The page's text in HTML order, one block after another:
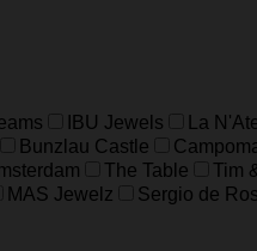
IBU Jewels La
Bunzlau Castle
The Table Tim
MAS Jewelz Sergio de